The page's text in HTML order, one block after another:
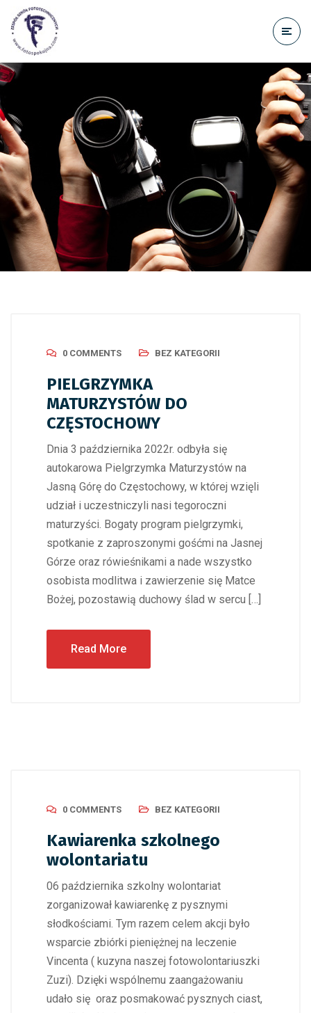
treści
0 COMMENTS BEZ KATEGORII
PIELGRZYMKA
MATURZYSTÓW DO
CZĘSTOCHOWY
Dnia 3 października 2022r. odbyła się
autokarowa Pielgrzymka Maturzystów na
Jasną Górę do Częstochowy, w której wzięli
udział i uczestniczyli nasi tegoroczni
maturzyści. Bogaty program pielgrzymki,
spotkanie z zaproszonymi gośćmi na Jasnej
Górze oraz rówieśnikami a nade wszystko
osobista modlitwa i zawierzenie się Matce
Bożej, pozostawią duchowy ślad w sercu […]
Read More
0 COMMENTS BEZ KATEGORII
Kawiarenka szkolnego
wolontariatu
06 października szkolny wolontariat
zorganizował kawiarenkę z pysznymi
słodkościami. Tym razem celem akcji było
wsparcie zbiórki pieniężnej na leczenie
Vincenta ( kuzyna naszej fotowolontariuszki
Zuzi). Dzięki wspólnemu zaangażowaniu
udało się oraz posmakować pysznych ciast,